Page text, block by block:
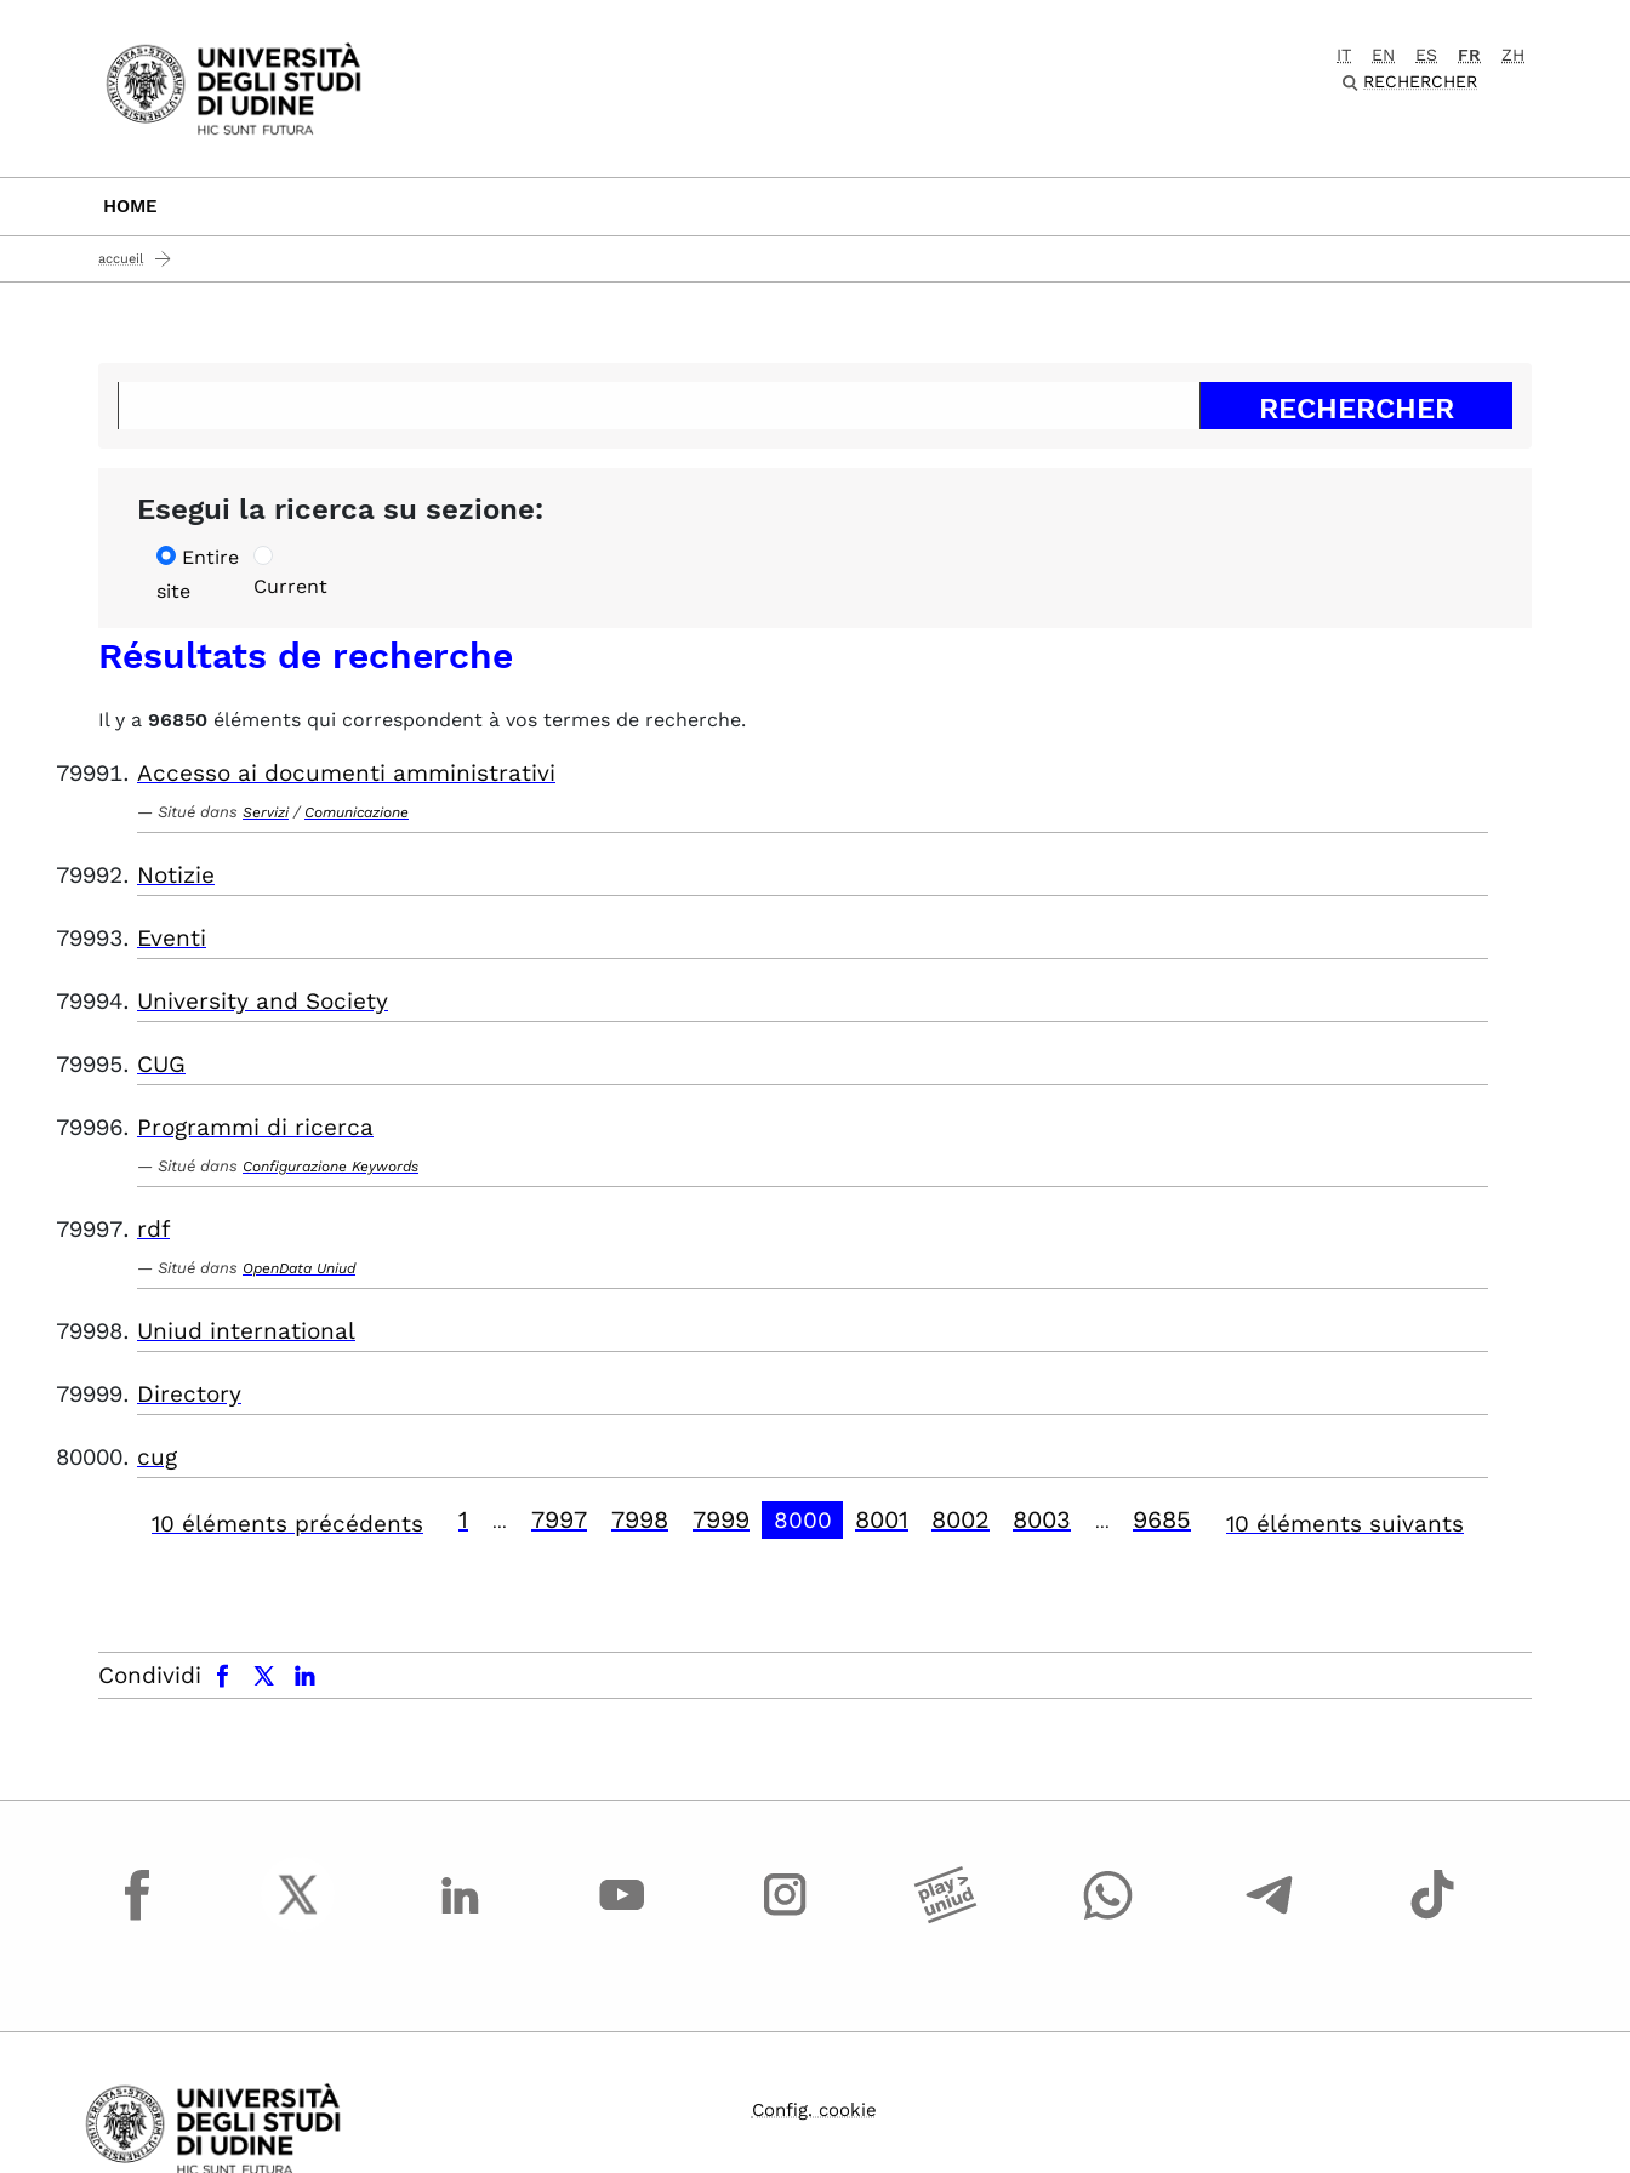
Passa al contenuto principale
IT EN ES FR
ZH
RECHERCHER
HOME
accueil
Esegui la ricerca su sezione:
Entire
site
Current
Résultats de recherche
Il y a 96850 éléments qui correspondent à vos termes de recherche.
Accesso ai documenti amministrativi
Situé dans Servizi / Comunicazione
Notizie
Eventi
University and Society
CUG
Programmi di ricerca
Situé dans Configurazione Keywords
rdf
Situé dans OpenData Uniud
Uniud international
Directory
cug
10 éléments précédents 1 7997 7998 7999 8000 8001 8002 8003 9685 10 éléments suivants
Condividi
facebook x.com linkedin
facebook
Config. cookie